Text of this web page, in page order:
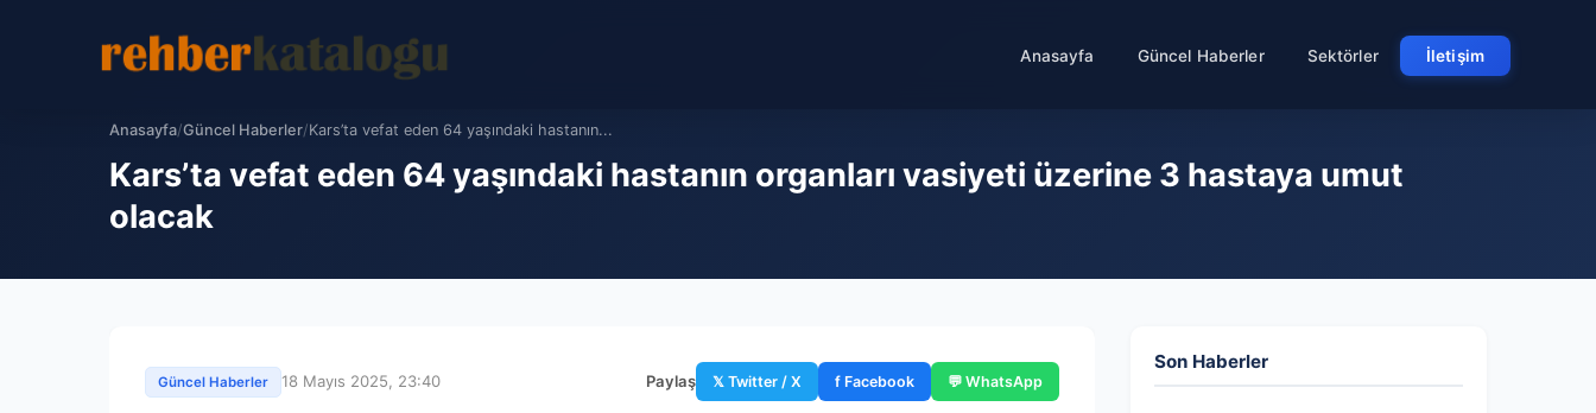
Anasayfa Güncel Haberler Sektörler İletişim
Anasayfa/Güncel Haberler/Kars’ta vefat eden 64 yaşındaki hastanın...
Kars’ta vefat eden 64 yaşındaki hastanın organları vasiyeti üzerine 3 hastaya umut
olacak
Güncel Haberler 18 Mayıs 2025, 23:40 Paylaş 𝕏 Twitter / X f Facebook 💬 WhatsApp
Son Haberler